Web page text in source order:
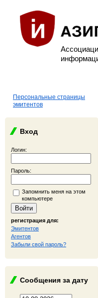
Персональные страницы
эмитентов
Вход
Логин:
Пароль:
Запомнить меня на этом
компьютере
регистрация для:
Эмитентов
Агентов
Забыли свой пароль?
Сообщения за дату